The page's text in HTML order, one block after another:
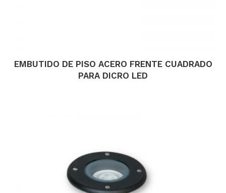
EMBUTIDO DE PISO ACERO FRENTE CUADRADO
PARA DICRO LED